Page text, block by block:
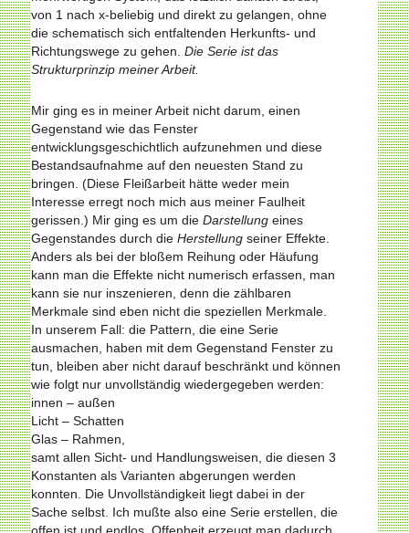
von 1 nach x-beliebig und direkt zu gelangen, ohne
die schematisch sich entfaltenden Herkunfts- und
Richtungswege zu gehen. Die Serie ist das
Strukturprinzip meiner Arbeit.
Mir ging es in meiner Arbeit nicht darum, einen
Gegenstand wie das Fenster
entwicklungsgeschichtlich aufzunehmen und diese
Bestandsaufnahme auf den neuesten Stand zu
bringen. (Diese Fleißarbeit hätte weder mein
Interesse erregt noch mich aus meiner Faulheit
gerissen.) Mir ging es um die Darstellungeines
Gegenstandes durch die Herstellungseiner Effekte.
Anders als bei der bloßem Reihung oder Häufung
kann man die Effekte nicht numerisch erfassen, man
kann sie nur inszenieren, denn die zählbaren
Merkmale sind eben nicht die speziellen Merkmale.
In unserem Fall: die Pattern, die eine Serie
ausmachen, haben mit dem Gegenstand Fenster zu
tun, bleiben aber nicht darauf beschränkt und können
wie folgt nur unvollständig wiedergegeben werden:
innen – außen
Licht – Schatten
Glas – Rahmen,
samt allen Sicht- und Handlungsweisen, die diesen 3
Konstanten als Varianten abgerungen werden
konnten. Die Unvollständigkeit liegt dabei in der
Sache selbst. Ich mußte also eine Serie erstellen, die